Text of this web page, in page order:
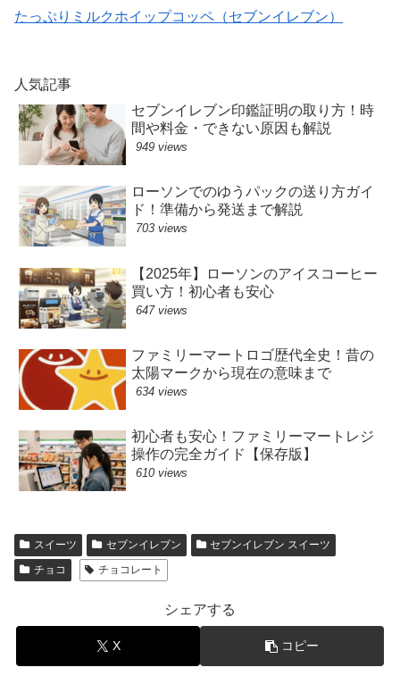
たっぷりミルクホイップコッペ（セブンイレブン）
人気記事
セブンイレブン印鑑証明の取り方！時
間や料金・できない原因も解説
949 views
ローソンでのゆうパックの送り方ガイ
ド！準備から発送まで解説
703 views
【2025年】ローソンのアイスコーヒー
買い方！初心者も安心
647 views
ファミリーマートロゴ歴代全史！昔の
太陽マークから現在の意味まで
634 views
初心者も安心！ファミリーマートレジ
操作の完全ガイド【保存版】
610 views
スイーツ セブンイレブン
セブンイレブン スイーツ
チョコ
チョコレート
シェアする
X コピー